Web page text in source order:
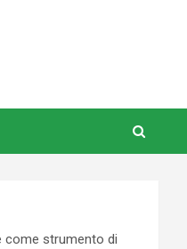
come strumento di